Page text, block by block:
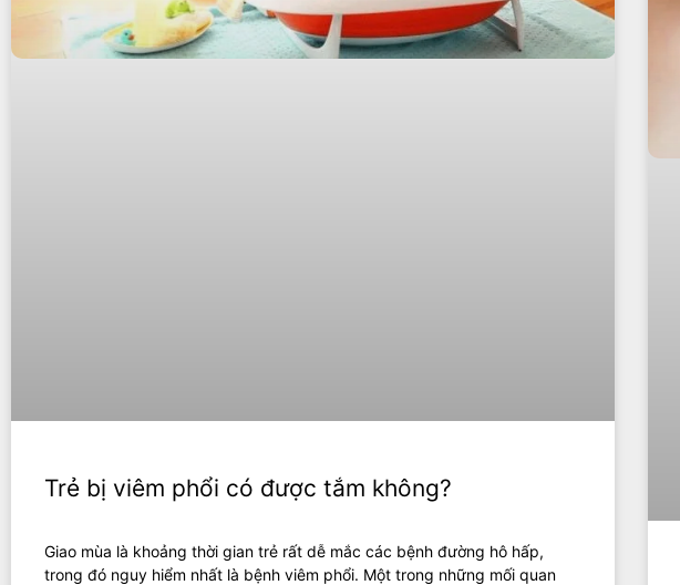
Trẻ bị viêm phổi có được tắm không?
Giao mùa là khoảng thời gian trẻ rất dễ mắc các bệnh đường hô hấp,
trong đó nguy hiểm nhất là bệnh viêm phổi. Một trong những mối quan